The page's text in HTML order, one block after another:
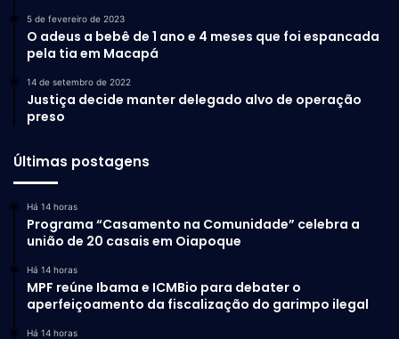
5 de fevereiro de 2023
O adeus a bebê de 1 ano e 4 meses que foi espancada
pela tia em Macapá
14 de setembro de 2022
Justiça decide manter delegado alvo de operação
preso
Últimas postagens
Há 14 horas
Programa “Casamento na Comunidade” celebra a
união de 20 casais em Oiapoque
Há 14 horas
MPF reúne Ibama e ICMBio para debater o
aperfeiçoamento da fiscalização do garimpo ilegal
Há 14 horas